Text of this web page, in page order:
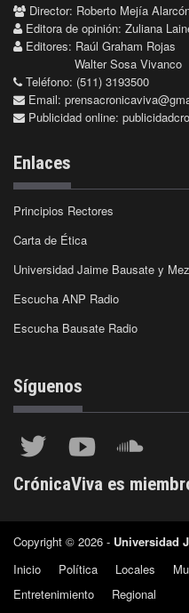
Director: Roberto Mejía
Editora de opinión: Zuliana
Editores: Raúl Graham Rojas
Walter Sosa Vivanco
Teléfono: (511) 3193500
Email:
Publicidad online:
Enlaces
Principios Rectores
Carta de Ética
Universidad Jaime Bausate y
Escucha ANP Radio
Escucha Bausate Radio
Síguenos
CrónicaViva es
Copyright © 2026 - Universidad
Inicio
Política Locales
Entretenimiento
Regional